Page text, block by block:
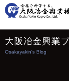
大阪冶金興業
Osakayakin's Blog